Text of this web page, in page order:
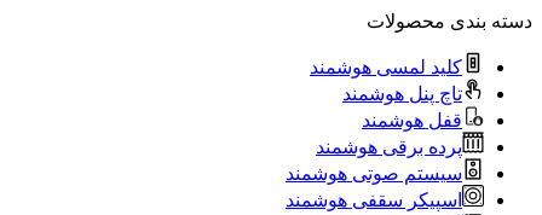
دسته بندی محصولات
کلید لمسی هوشمند
تاچ پنل هوشمند
قفل هوشمند
پرده برقی هوشمند
سیستم صوتی هوشمند
اسپیکر سقفی هوشمند